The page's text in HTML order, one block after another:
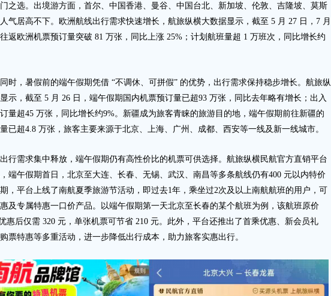
之选。出境游方面，首尔、中国香港、曼谷、中国台北、新加坡、伦敦、吉隆坡、莫斯
气居高不下。欧洲航线出行需求快速增长，航旅纵横大数据显示，截至 5 月 27 日，7 月
返欧洲机票预订量突破 81 万张，同比上涨 25%；计划航班量超 1 万班次，同比增长约
，暑假前的端午假期凭借 “不调休、可拼假” 的优势，出行需求保持稳步增长。航旅纵
示，截至 5 月 26 日，端午假期国内机票预订量已超93 万张，同比去年略有增长；出入
量超45 万张，同比增长约9%。新疆成为旅客青睐的旅游目的地，端午假期前往新疆的
已超4.8 万张，旅客主要来源于北京、上海、广州、成都、西安等一线及新一线城市。
需求集中释放，端午假期仍有高性价比的机票可供选择。航旅纵横民航官方直销平台
端午假期首日，北京至大连、长春、无锡、武汉、南昌等多条航线仍有400 元以内特价
，平台上线了南航夏季旅游节活动，即过去1年，乘坐过2次及以上南航航班的用户，可
及专属特惠一口价产品。以端午假期第一天北京至长春的某个航班为例，该航班原价
惠后仅需 320 元，单张机票可节省 210 元。此外，平台还推出了首乘优惠、新会员礼
票特惠等多重活动，进一步降低出行成本，助力旅客实惠出行。